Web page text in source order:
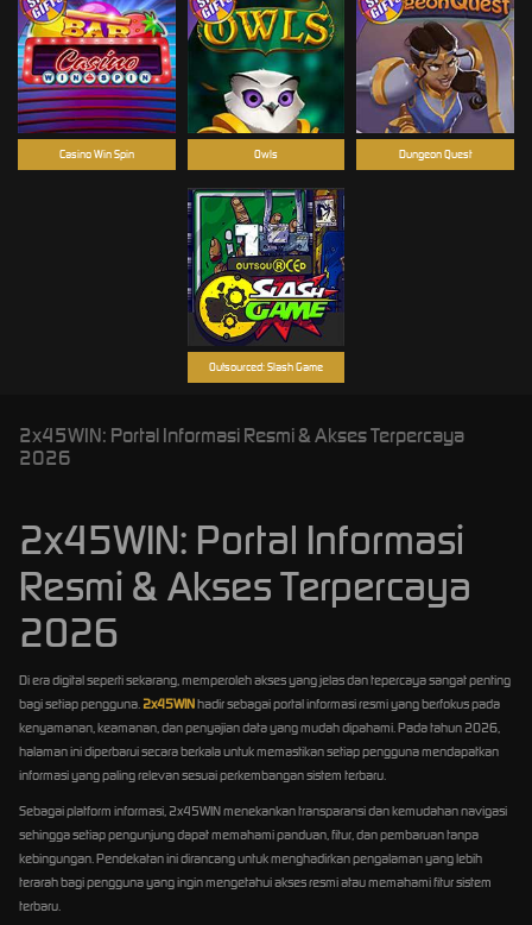
Casino Win Spin Dungeon Quest
Outsourced: Slash Game
Owls
2x45WIN: Portal Informasi Resmi & Akses Terpercaya
2026
2x45WIN: Portal Informasi
Resmi & Akses Terpercaya
2026
Di era digital seperti sekarang, memperoleh akses yang jelas dan tepercaya sangat penting
bagi setiap pengguna. 2x45WINhadir sebagai portal informasi resmi yang berfokus pada
kenyamanan, keamanan, dan penyajian data yang mudah dipahami. Pada tahun 2026,
halaman ini diperbarui secara berkala untuk memastikan setiap pengguna mendapatkan
informasi yang paling relevan sesuai perkembangan sistem terbaru.
Sebagai platform informasi, 2x45WIN menekankan transparansi dan kemudahan navigasi
sehingga setiap pengunjung dapat memahami panduan, fitur, dan pembaruan tanpa
kebingungan. Pendekatan ini dirancang untuk menghadirkan pengalaman yang lebih
terarah bagi pengguna yang ingin mengetahui akses resmi atau memahami fitur sistem
terbaru.